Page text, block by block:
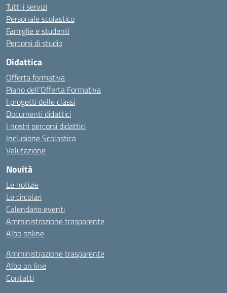
Tutti i servizi
Personale scolastico
Famiglie e studenti
Percorsi di studio
Didattica
Offerta formativa
Piano dell’Offerta Formativa
I progetti delle classi
Documenti didattici
I nostri percorsi didattici
Inclusione Scolastica
Valutazione
Novità
Le notizie
Le circolari
Calendario eventi
Amministrazione trasparente
Albo online
Amministrazione trasparente
Albo on line
Contatti